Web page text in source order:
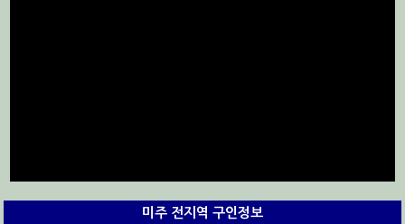
미주 전지역 구인정보